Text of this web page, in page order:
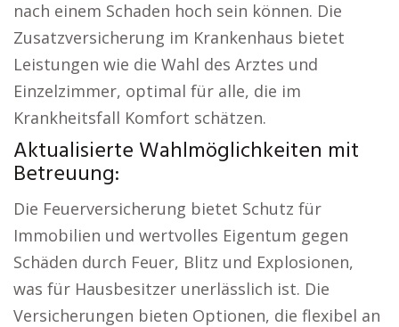
nach einem Schaden hoch sein können. Die
Zusatzversicherung im Krankenhaus bietet
Leistungen wie die Wahl des Arztes und
Einzelzimmer, optimal für alle, die im
Krankheitsfall Komfort schätzen.
Aktualisierte Wahlmöglichkeiten mit
Betreuung:
Die Feuerversicherung bietet Schutz für
Immobilien und wertvolles Eigentum gegen
Schäden durch Feuer, Blitz und Explosionen,
was für Hausbesitzer unerlässlich ist. Die
Versicherungen bieten Optionen, die flexibel an